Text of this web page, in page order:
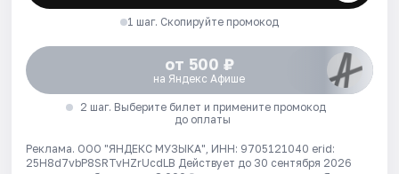
1 шаг. Скопируйте промокод
от 500 ₽
на Яндекс Афише
2 шаг. Выберите билет и примените промокод
до оплаты
Реклама. ООО "ЯНДЕКС МУЗЫКА", ИНН: 9705121040 erid:
25H8d7vbP8SRTvHZrUcdLB Действует до 30 сентября 2026